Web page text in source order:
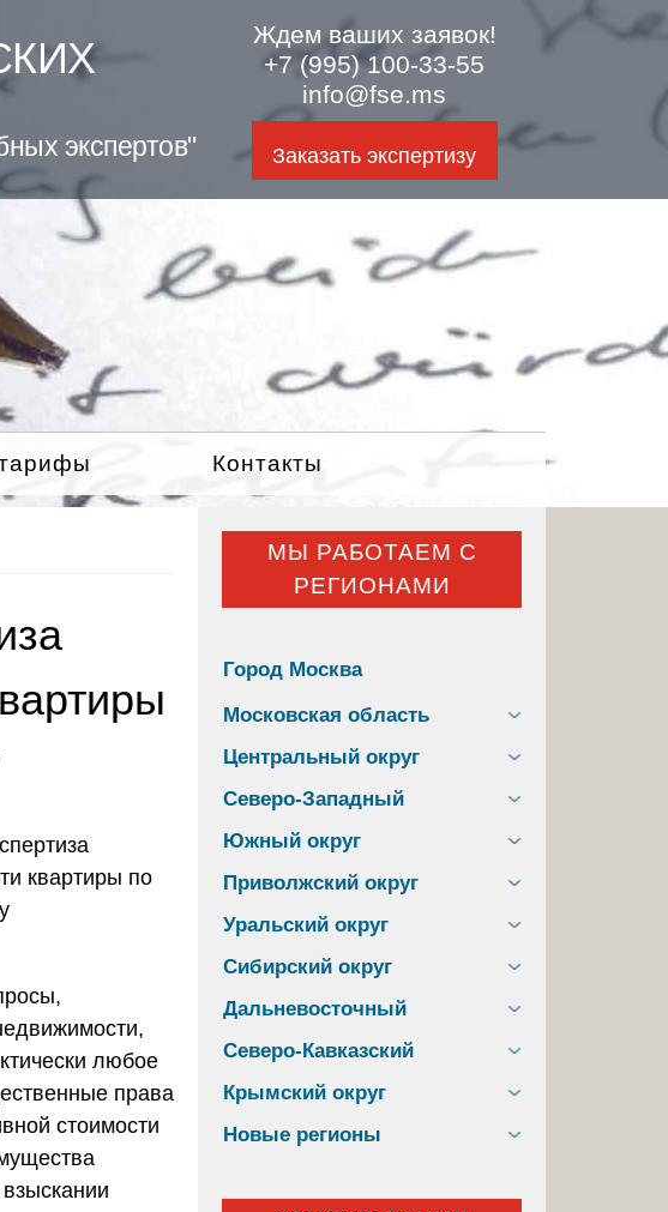
экспертов"
Ждем ваших заявок!
+7 (995) 100-33-55
info@fse.ms
Заказать экспертизу
Контакты
любое
права
стоимости
МЫ РАБОТАЕМ С
РЕГИОНАМИ
Город Москва
Московская область
Центральный округ
Северо-Западный
Южный округ
Приволжский округ
Уральский округ
Сибирский округ
Дальневосточный
Северо-Кавказский
Крымский округ
Новые регионы